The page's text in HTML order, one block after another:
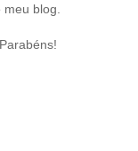
meu blog.